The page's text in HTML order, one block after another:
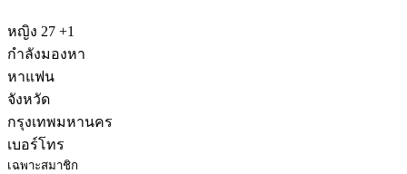
หญิง 27 +1
กำลังมองหา
หาแฟน
จังหวัด
กรุงเทพมหานคร
เบอร์โทร
เฉพาะสมาชิก